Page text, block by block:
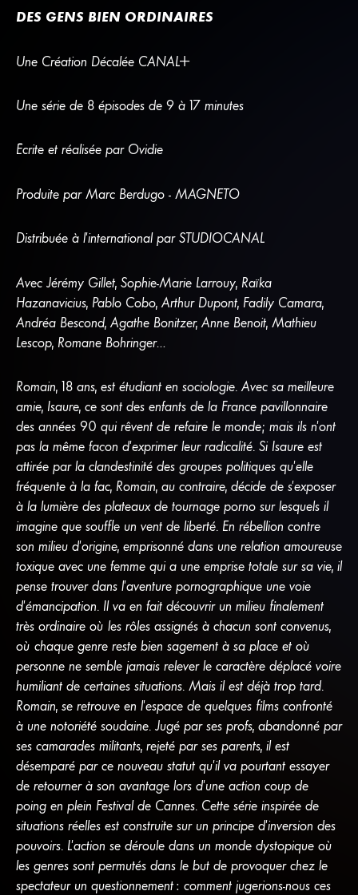
DES GENS BIEN ORDINAIRES
Une Création Décalée CANAL+
Une série de 8 épisodes de 9 à 17 minutes
Écrite et réalisée par Ovidie
Produite par Marc Berdugo - MAGNETO
Distribuée à l’international par STUDIOCANAL
Avec Jérémy Gillet, Sophie-Marie Larrouy, Raïka
Hazanavicius, Pablo Cobo, Arthur Dupont, Fadily Camara,
Andréa Bescond, Agathe Bonitzer, Anne Benoit, Mathieu
Lescop, Romane Bohringer…
Romain, 18 ans, est étudiant en sociologie. Avec sa meilleure
amie, Isaure, ce sont des enfants de la France pavillonnaire
des années 90 qui rêvent de refaire le monde; mais ils n’ont
pas la même façon d’exprimer leur radicalité. Si Isaure est
attirée par la clandestinité des groupes politiques qu’elle
fréquente à la fac, Romain, au contraire, décide de s’exposer
à la lumière des plateaux de tournage porno sur lesquels il
imagine que souffle un vent de liberté. En rébellion contre
son milieu d’origine, emprisonné dans une relation amoureuse
toxique avec une femme qui a une emprise totale sur sa vie, il
pense trouver dans l’aventure pornographique une voie
d’émancipation. Il va en fait découvrir un milieu finalement
très ordinaire où les rôles assignés à chacun sont convenus,
où chaque genre reste bien sagement à sa place et où
personne ne semble jamais relever le caractère déplacé voire
humiliant de certaines situations. Mais il est déjà trop tard.
Romain, se retrouve en l’espace de quelques films confronté
à une notoriété soudaine. Jugé par ses profs, abandonné par
ses camarades militants, rejeté par ses parents, il est
désemparé par ce nouveau statut qu’il va pourtant essayer
de retourner à son avantage lors d’une action coup de
poing en plein Festival de Cannes. Cette série inspirée de
situations réelles est construite sur un principe d’inversion des
pouvoirs. L’action se déroule dans un monde dystopique où
les genres sont permutés dans le but de provoquer chez le
spectateur un questionnement : comment jugerions-nous ces